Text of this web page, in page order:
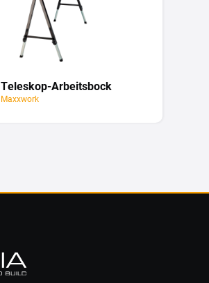
Teleskop-Arbeitsbock
Maxxwork